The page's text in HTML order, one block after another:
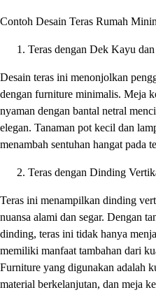
Contoh Desain Teras Rumah
Teras dengan Dek Kayu
Desain teras ini menonjolkan
dengan furniture minimalis. Meja
nyaman dengan bantal netral
elegan. Tanaman pot kecil dan
menambah sentuhan hangat pada
Teras dengan Dinding
Teras ini menampilkan dinding
nuansa alami dan segar. Dengan
dinding, teras ini tidak hanya
memiliki manfaat tambahan dari
Furniture yang digunakan adalah
material berkelanjutan, dan meja